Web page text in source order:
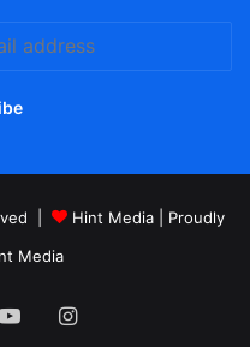
| Hint Media | Proudly
Media
YouTubeInstagram